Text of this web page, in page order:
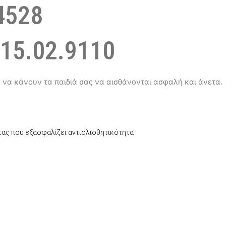
να κάνουν τα παιδιά σας να αισθάνονται ασφαλή και άνετα.
που εξασφαλίζει αντιολισθητικότητα